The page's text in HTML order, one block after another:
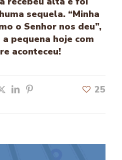
sequela. “Minha
o Senhor nos deu”,
pequena hoje com
aconteceu!
25